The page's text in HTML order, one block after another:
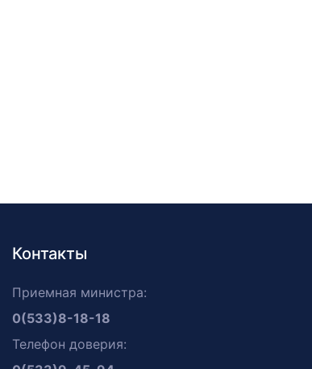
Контакты
Приемная министра:
0(533)8-18-18
Телефон доверия: